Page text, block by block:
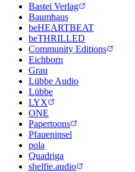
Bastei Verlag
Baumhaus
beHEARTBEAT
beTHRILLED
Community Editions
Eichborn
Grau
Lübbe Audio
Lübbe
LYX
ONE
Papertoons
Pfaueninsel
pola
Quadriga
shelfie.audio